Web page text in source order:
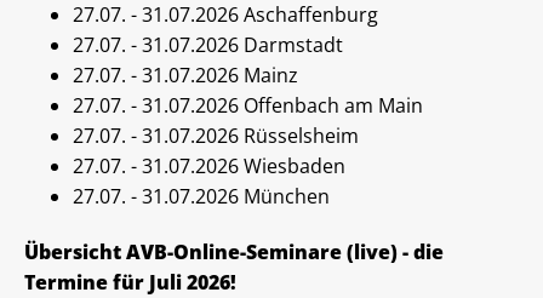
27.07. - 31.07.2026 Aschaffenburg
27.07. - 31.07.2026 Darmstadt
27.07. - 31.07.2026 Mainz
27.07. - 31.07.2026 Offenbach am Main
27.07. - 31.07.2026 Rüsselsheim
27.07. - 31.07.2026 Wiesbaden
27.07. - 31.07.2026 München
Übersicht AVB-Online-Seminare (live) - die
Termine für Juli 2026!